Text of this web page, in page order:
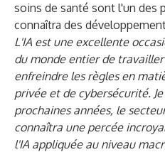
soins de santé sont l'un des
connaîtra des
L'IA est une excellente
du monde entier de
enfreindre les règles en
privée et de cybersécurité.
prochaines années, le
connaîtra une percée
l'IA appliquée au niveau